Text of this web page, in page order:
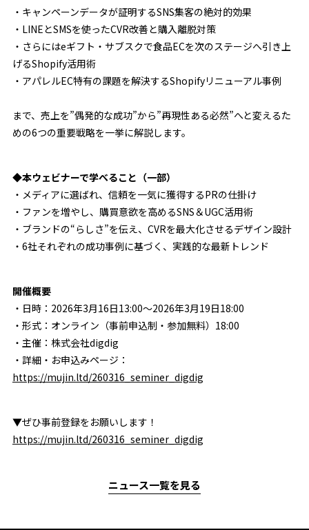
・キャンペーンデータが証明するSNS集客の絶対的効果
・LINEとSMSを使ったCVR改善と購入離脱対策
・さらにはeギフト・サブスクで食品ECを次のステージへ引き上
げるShopify活用術
・アパレルEC特有の課題を解決するShopifyリニューアル事例
まで、売上を”偶発的な成功”から”再現性ある必然”へと変えるた
めの6つの重要戦略を一挙に解説します。
◆本ウェビナーで学べること（一部）
・メディアに選ばれ、信頼を一気に獲得するPRの仕掛け
・ファンを増やし、購買意欲を高めるSNS＆UGC活用術
・ブランドの“らしさ”を伝え、CVRを最大化させるデザイン設計
・6社それぞれの成功事例に基づく、実践的な最新トレンド
開催概要
・日時：2026年3月16日13:00〜2026年3月19日18:00
・形式：オンライン（事前申込制・参加無料）18:00
・主催：株式会社digdig
・詳細・お申込みページ：
https://mujin.ltd/260316_seminer_digdig
▼ぜひ事前登録をお願いします！
https://mujin.ltd/260316_seminer_digdig
ニュース一覧を見る